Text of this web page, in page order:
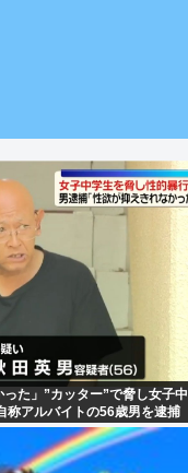
った」”カッター”で脅し女子中
称アルバイトの56歳男を逮捕